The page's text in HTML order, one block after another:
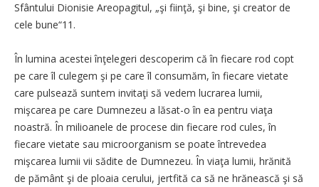
Sfântului Dionisie Areopagitul, „şi fiinţă, şi bine, şi creator de
cele bune“11.
În lumina acestei înţelegeri descoperim că în fiecare rod copt
pe care îl culegem şi pe care îl consumăm, în fiecare vietate
care pulsează suntem invitaţi să vedem lucrarea lumii,
mişcarea pe care Dumnezeu a lăsat-o în ea pentru viaţa
noastră. În milioanele de procese din fiecare rod cules, în
fiecare vietate sau microorganism se poate întrevedea
mişcarea lumii vii sădite de Dumnezeu. În viaţa lumii, hrănită
de pământ şi de ploaia cerului, jertfită ca să ne hrănească şi să